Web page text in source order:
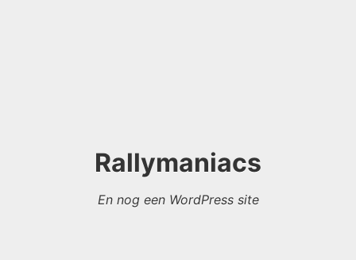
Rallymaniacs
En nog een WordPress site